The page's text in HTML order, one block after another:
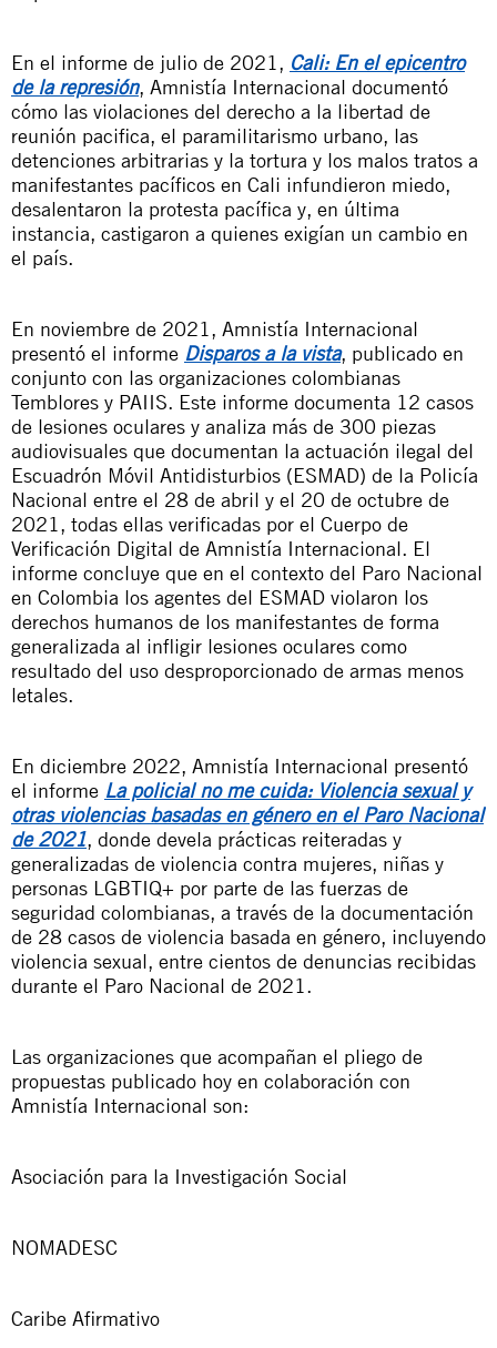
En el informe de julio de 2021, Cali: En el epicentro
de la represión, Amnistía Internacional documentó
cómo las violaciones del derecho a la libertad de
reunión pacifica, el paramilitarismo urbano, las
detenciones arbitrarias y la tortura y los malos tratos a
manifestantes pacíficos en Cali infundieron miedo,
desalentaron la protesta pacífica y, en última
instancia, castigaron a quienes exigían un cambio en
el país.
En noviembre de 2021, Amnistía Internacional
presentó el informe Disparos a la vista, publicado en
conjunto con las organizaciones colombianas
Temblores y PAIIS. Este informe documenta 12 casos
de lesiones oculares y analiza más de 300 piezas
audiovisuales que documentan la actuación ilegal del
Escuadrón Móvil Antidisturbios (ESMAD) de la Policía
Nacional entre el 28 de abril y el 20 de octubre de
2021, todas ellas verificadas por el Cuerpo de
Verificación Digital de Amnistía Internacional. El
informe concluye que en el contexto del Paro Nacional
en Colombia los agentes del ESMAD violaron los
derechos humanos de los manifestantes de forma
generalizada al infligir lesiones oculares como
resultado del uso desproporcionado de armas menos
letales.
En diciembre 2022, Amnistía Internacional presentó
el informe La policial no me cuida: Violencia sexual y
otras violencias basadas en género en el Paro Nacional
de 2021, donde devela prácticas reiteradas y
generalizadas de violencia contra mujeres, niñas y
personas LGBTIQ+ por parte de las fuerzas de
seguridad colombianas, a través de la documentación
de 28 casos de violencia basada en género, incluyendo
violencia sexual, entre cientos de denuncias recibidas
durante el Paro Nacional de 2021.
Las organizaciones que acompañan el pliego de
propuestas publicado hoy en colaboración con
Amnistía Internacional son:
Asociación para la Investigación Social
NOMADESC
Caribe Afirmativo